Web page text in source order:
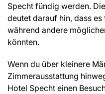
Specht fündig werden.
deutet darauf hin, dass
während andere
könnten.
Wenn du über kleinere
Zimmerausstattung
Hotel Specht einen